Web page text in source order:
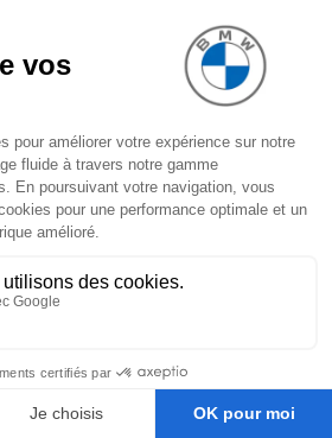
BMW
BMW
BMW
BMW
réservoir avec pompe
BMW